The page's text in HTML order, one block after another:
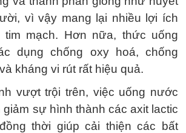
vì vậy mang lại nhiều lợi ích
mạch. Hơn nữa, thức uống
dụng chống oxy hoá, chống
kháng vi rút rất hiệu quả.
vượt trội trên, việc uống nước
sự hình thành các axit lactic
thời giúp cải thiện các bất